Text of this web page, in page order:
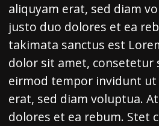
aliquyam erat, sed diam
justo duo dolores et ea
takimata sanctus est
dolor sit amet, consetetur
eirmod tempor invidunt
erat, sed diam voluptua.
dolores et ea rebum. Stet